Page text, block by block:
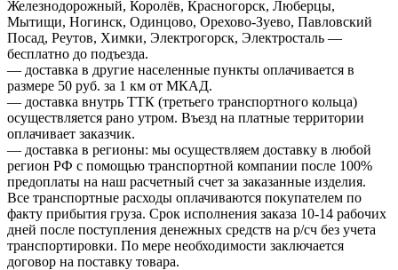
Железнодорожный, Королёв, Красногорск, Люберцы,
Мытищи, Ногинск, Одинцово, Орехово-Зуево, Павловский
Посад, Реутов, Химки, Электрогорск, Электросталь —
бесплатно до подъезда.
— доставка в другие населенные пункты оплачивается в
размере 50 руб. за 1 км от МКАД.
— доставка внутрь ТТК (третьего транспортного кольца)
осуществляется рано утром. Въезд на платные территории
оплачивает заказчик.
— доставка в регионы: мы осуществляем доставку в любой
регион РФ с помощью транспортной компании после 100%
предоплаты на наш расчетный счет за заказанные изделия.
Все транспортные расходы оплачиваются покупателем по
факту прибытия груза. Срок исполнения заказа 10-14 рабочих
дней после поступления денежных средств на р/сч без учета
транспортировки. По мере необходимости заключается
договор на поставку товара.